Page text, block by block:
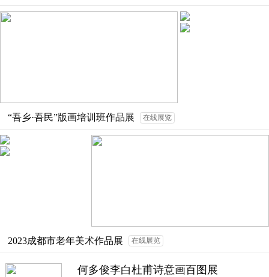
“吾乡·吾民”版画培训班作品展 在线展览
2023成都市老年美术作品展 在线展览
何多俊李白杜甫诗意画百图展